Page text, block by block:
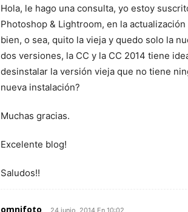
Hola, le hago una consulta, yo estoy
Photoshop & Lightroom, en la
bien, o sea, quito la vieja y quedo solo la
dos versiones, la CC y la CC 2014 tiene
desinstalar la versión vieja que no tiene
nueva instalación?
Muchas gracias.
Excelente blog!
Saludos!!
omnifoto 24 junio, 2014 En 10:02